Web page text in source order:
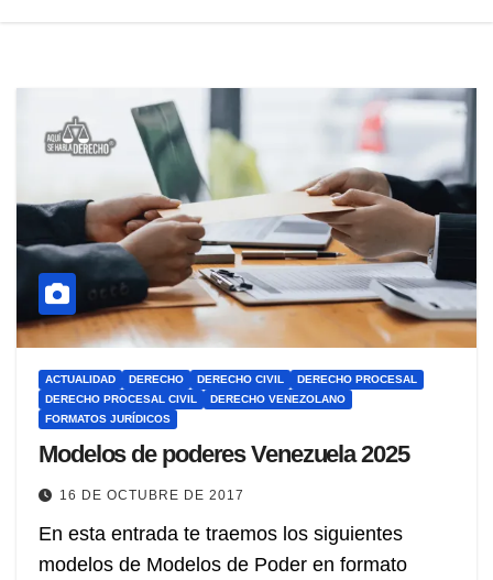
ACTUALIDAD DERECHO DERECHO CIVIL
DERECHO PROCESAL
DERECHO PROCESAL CIVIL
DERECHO VENEZOLANO
FORMATOS JURÍDICOS
Modelos de poderes Venezuela 2025
16 DE OCTUBRE DE 2017
En esta entrada te traemos los siguientes
modelos de Modelos de Poder en formato